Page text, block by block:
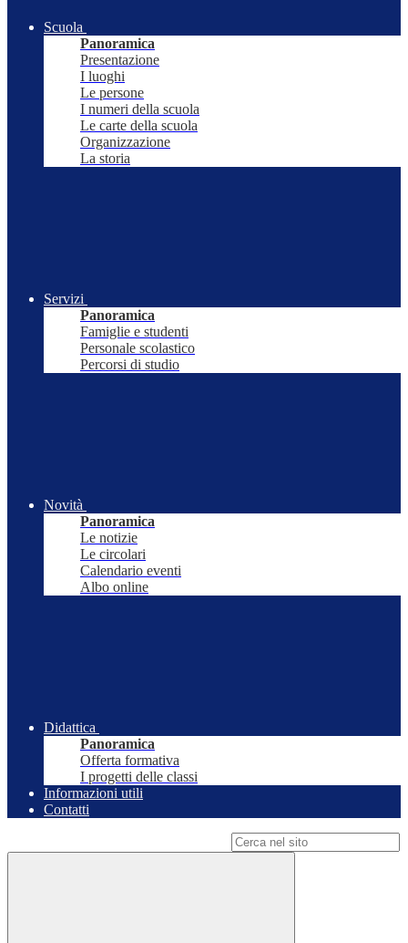
Scuola
Panoramica
Presentazione
I luoghi
Le persone
I numeri della scuola
Le carte della scuola
Organizzazione
La storia
Servizi
Panoramica
Famiglie e studenti
Personale scolastico
Percorsi di studio
Novità
Panoramica
Le notizie
Le circolari
Calendario eventi
Albo online
Didattica
Panoramica
Offerta formativa
I progetti delle classi
Informazioni utili
Contatti